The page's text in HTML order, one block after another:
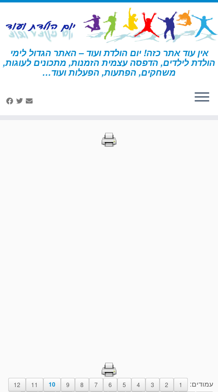
דלג
לתוכן
אין עוד אתר כזה! יום הולדת ועוד – האתר הגדול לימי
הולדת לילדים, הדפסה עצמית הזמנות, מתכונים לעוגות,
משחקים, הפתעות, הפעלות ועוד… דף הבית » הדפסות – מוזיקה » עמוד 10
הדפסות – מוזיקה
עמודים: 1
2
3
4
5
6
7
8
9
10
11
12